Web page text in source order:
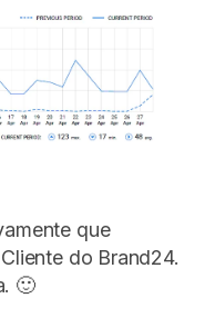
que
do Brand24.
🙂